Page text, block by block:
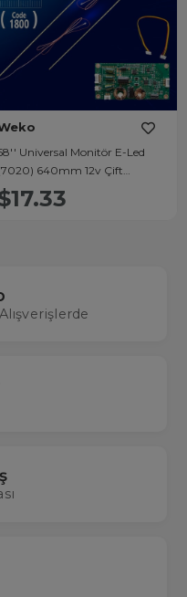
Universal Monitör E-Led
640mm 12v Çift
Led+Sürücü+Kablo Takım